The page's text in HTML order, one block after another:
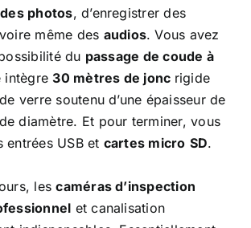
photos, d’enregistrer des
même des audios. Vous avez
du passage de coude à
intègre30 mètres de jonc rigide
verre soutenu d’une épaisseur de
diamètre. Et pour terminer, vous
entrées USB et cartes micro SD.
lescaméras d’inspection
et canalisation